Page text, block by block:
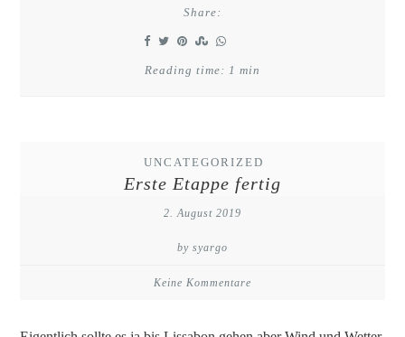
Share:
Reading time: 1 min
UNCATEGORIZED
Erste Etappe fertig
2. August 2019
by syargo
Keine Kommentare